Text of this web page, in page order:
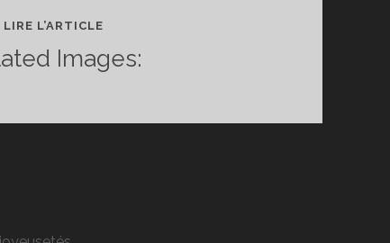
LIRE L’ARTICLE
LANCEMENT
Images: